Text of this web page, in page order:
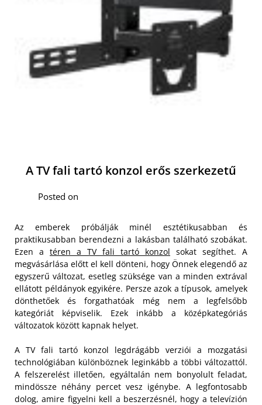
A TV fali tartó konzol erős szerkezetű
Posted on
Az emberek próbálják minél esztétikusabban és
praktikusabban berendezni a lakásban található szobákat.
Ezen a téren a TV fali tartó konzol sokat segíthet. A
megvásárlása előtt el kell dönteni, hogy Önnek elegendő az
egyszerű változat, esetleg szüksége van a minden extrával
ellátott példányok egyikére. Persze azok a típusok, amelyek
dönthetőek és forgathatóak még nem a legfelsőbb
kategóriát képviselik. Ezek inkább a középkategóriás
változatok között kapnak helyet.
A TV fali tartó konzol legdrágább verziói a mozgatási
technológiában különböznek leginkább a többi változattól.
A felszerelést illetően, egyáltalán nem bonyolult feladat,
mindössze néhány percet vesz igénybe. A legfontosabb
dolog, amire figyelni kell a beszerzésnél, hogy a televízión